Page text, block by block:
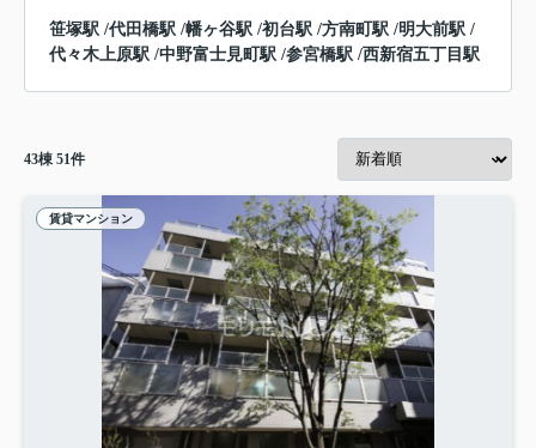
笹塚駅 /代田橋駅 /幡ヶ谷駅 /初台駅 /方南町駅 /明大前駅 /
代々木上原駅 /中野富士見町駅 /参宮橋駅 /西新宿五丁目駅
43棟 51件
賃貸マンション